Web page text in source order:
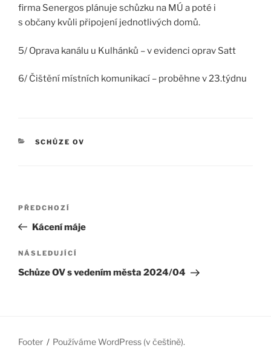
firma Senergos plánuje schůzku na MÚ a poté i
s občany kvůli připojení jednotlivých domů.
5/ Oprava kanálu u Kulhánků – v evidenci oprav Satt
6/ Čištění místních komunikací – proběhne v 23.týdnu
RUBRIKY
SCHŮZE OV
Navigace
příspěvek
Předchozí
příspěvek
PŘEDCHOZÍ
Kácení máje
Následující
příspěvek
NÁSLEDUJÍCÍ
Schůze OV s vedením města 2024/04
Footer Používáme WordPress (v češtině).